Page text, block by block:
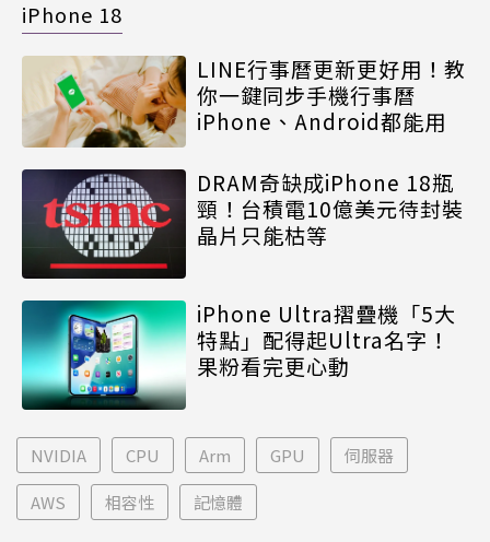
iPhone 18
LINE行事曆更新更好用！教
你一鍵同步手機行事曆
iPhone、Android都能用
DRAM奇缺成iPhone 18瓶
頸！台積電10億美元待封裝
晶片只能枯等
iPhone Ultra摺疊機「5大
特點」配得起Ultra名字！
果粉看完更心動
NVIDIA CPU Arm GPU 伺服器
AWS 相容性 記憶體